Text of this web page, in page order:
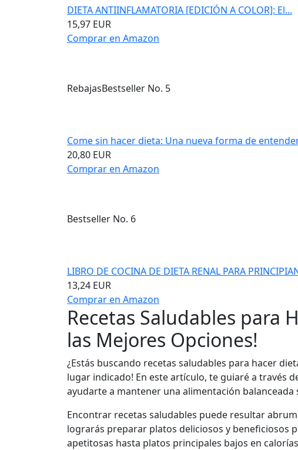
DIETA ANTIINFLAMATORIA [EDICIÓN A COLOR]: El...
15,97 EUR
Comprar en Amazon
RebajasBestseller No. 5
Come sin hacer dieta: Una nueva forma de
20,80 EUR
Comprar en Amazon
Bestseller No. 6
LIBRO DE COCINA DE DIETA RENAL PARA
13,24 EUR
Comprar en Amazon
Recetas Saludables para
las Mejores Opciones!
¿Estás buscando recetas saludables para hacer
lugar indicado! En este artículo, te guiaré a través
ayudarte a mantener una alimentación
Encontrar recetas saludables puede resultar
lograrás preparar platos deliciosos y beneficiosos
apetitosas hasta platos principales bajos en